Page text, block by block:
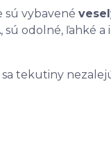
sú vybavené
, sú odolné, ľahké
tekutiny